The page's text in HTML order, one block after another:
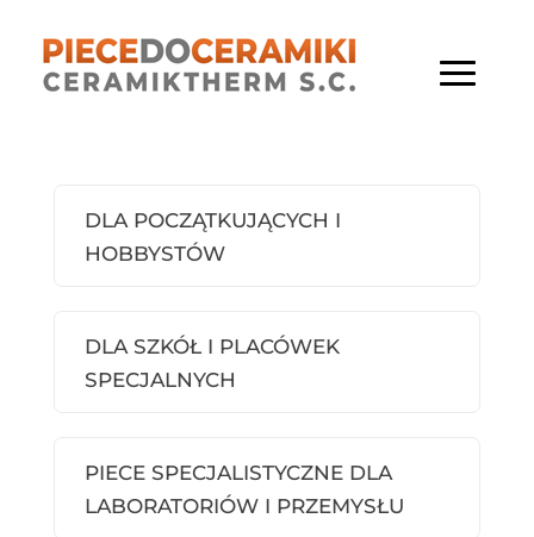
DLA POCZĄTKUJĄCYCH I
HOBBYSTÓW
DLA SZKÓŁ I PLACÓWEK
SPECJALNYCH
PIECE SPECJALISTYCZNE DLA
LABORATORIÓW I PRZEMYSŁU